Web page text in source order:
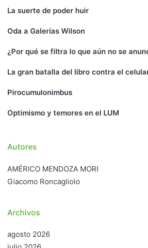
La suerte de poder huir
Oda a Galerías Wilson
¿Por qué se filtra lo que aún no se
La gran batalla del libro contra el
Pirocumulonimbus
Optimismo y temores en el LUM
Autores
AMÉRICO MENDOZA MORI
Giacomo Roncagliolo
Archivos
agosto 2026